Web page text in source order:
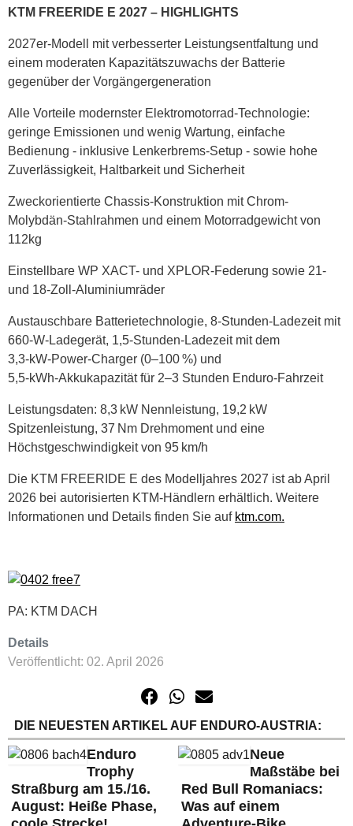
KTM FREERIDE E 2027 – HIGHLIGHTS
2027er-Modell mit verbesserter Leistungsentfaltung und
einem moderaten Kapazitätszuwachs der Batterie
gegenüber der Vorgängergeneration
Alle Vorteile modernster Elektromotorrad-Technologie:
geringe Emissionen und wenig Wartung, einfache
Bedienung - inklusive Lenkerbrems-Setup - sowie hohe
Zuverlässigkeit, Haltbarkeit und Sicherheit
Zweckorientierte Chassis-Konstruktion mit Chrom-
Molybdän-Stahlrahmen und einem Motorradgewicht von
112kg
Einstellbare WP XACT- und XPLOR-Federung sowie 21-
und 18-Zoll-Aluminiumräder
Austauschbare Batterietechnologie, 8‑Stunden‑Ladezeit mit
660‑W‑Ladegerät, 1,5‑Stunden‑Ladezeit mit dem
3,3‑kW‑Power‑Charger (0–100 %) und
5,5‑kWh‑Akkukapazität für 2–3 Stunden Enduro‑Fahrzeit
Leistungsdaten: 8,3 kW Nennleistung, 19,2 kW
Spitzenleistung, 37 Nm Drehmoment und eine
Höchstgeschwindigkeit von 95 km/h
Die KTM FREERIDE E des Modelljahres 2027 ist ab April
2026 bei autorisierten KTM‑Händlern erhältlich. Weitere
Informationen und Details finden Sie auf ktm.com.
PA: KTM DACH
Details
Veröffentlicht: 02. April 2026
DIE NEUESTEN ARTIKEL AUF ENDURO-AUSTRIA:
Enduro
Trophy
Straßburg am 15./16.
August: Heiße Phase,
Neue
Maßstäbe bei
Red Bull Romaniacs:
Was auf einem